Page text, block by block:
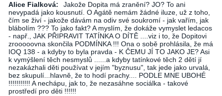
Alice Fialková:
Jakože Dopita má zranění? JO? To ani
nevypadá jako kousnutí. O Agátě nemám žádné iluze, už z toho,
čím se živí - jakože dávám na odiv své soukromí - jak vařím, jak
blábolím ??? To jako fakt? A myslím, že dokáže vymyslet ledacos
- např., JAK PŘIPRAVIT TATÍNKA O DÍTĚ ....viz i to, že Dopitovi
zrooooovna skončila PODMÍNKA !!! Ona o sobě prohlásila, že má
IOQ 138 - a kdyby to byla pravda - K ČEMU JÍ TO JAKO JE? Asi
k vymýšlení těch nesmyslů ......a kdyby tatínkové těch 2 dětí jí
nezakázhali děti používat v jejím "byznusu", tak jede jako urvalá,
bez skupulí...hlavně, že to hodí prachy.... PODLE MNE UBOHÉ
!!!!!!!!!!! A nechápu, jak to, že nezasáhne sociálka - takové
prostředí pro děti !!!!!!